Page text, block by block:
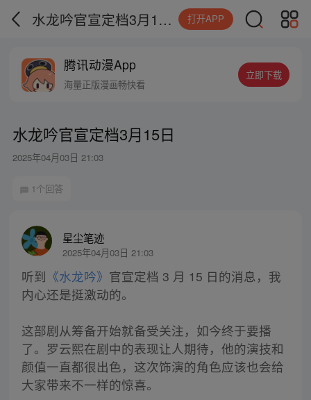
水龙吟官宣定档3月15日 打开APP
腾讯动漫App
海量正版漫画畅快看
立即下载
水龙吟官宣定档3月15日
2025年04月03日 21:03
1个回答
星尘笔迹
2025年04月03日 21:03
听到 《水龙吟》 官宣定档 3 月 15 日的消息，我
内心还是挺激动的。
这部剧从筹备开始就备受关注，如今终于要播
了。罗云熙在剧中的表现让人期待，他的演技和
颜值一直都很出色，这次饰演的角色应该也会给
大家带来不一样的惊喜。